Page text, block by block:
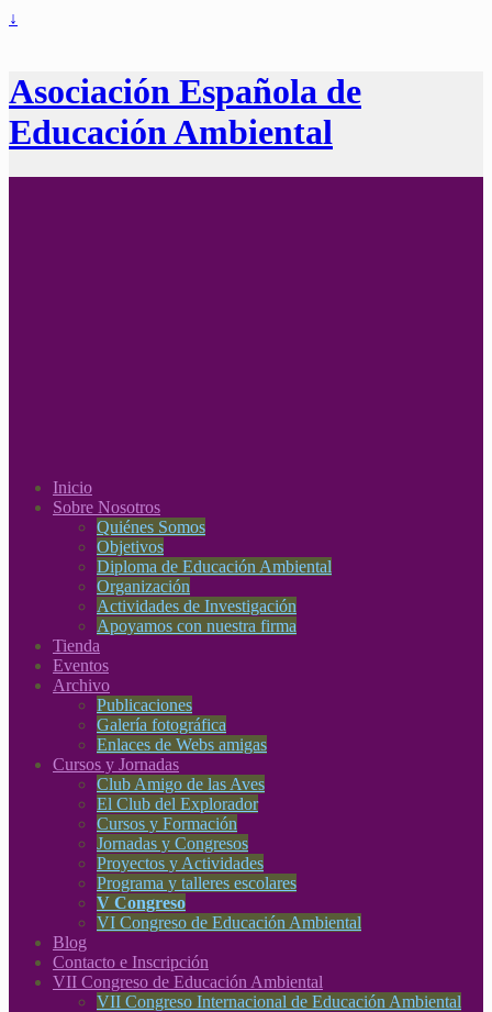
↓
Asociación Española de
Educación Ambiental
Inicio
Sobre Nosotros
Quiénes Somos
Objetivos
Diploma de Educación Ambiental
Organización
Actividades de Investigación
Apoyamos con nuestra firma
Tienda
Eventos
Archivo
Publicaciones
Galería fotográfica
Enlaces de Webs amigas
Cursos y Jornadas
Club Amigo de las Aves
El Club del Explorador
Cursos y Formación
Jornadas y Congresos
Proyectos y Actividades
Programa y talleres escolares
V Congreso
VI Congreso de Educación Ambiental
Blog
Contacto e Inscripción
VII Congreso de Educación Ambiental
VII Congreso Internacional de Educación Ambiental